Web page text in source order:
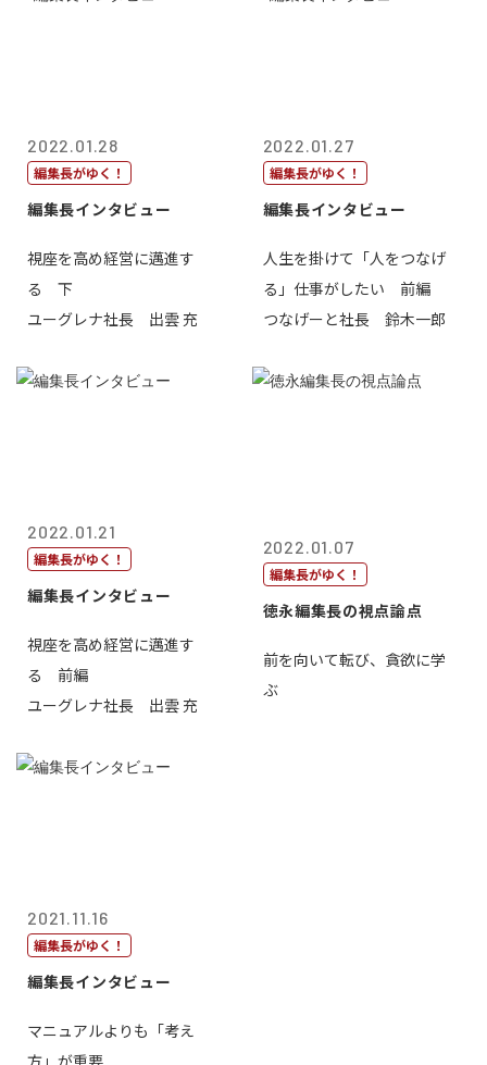
2022.01.28
編集長がゆく！
編集長インタビュー
視座を高め経営に邁進す
る 下
ユーグレナ社長 出雲 充
2022.01.27
編集長がゆく！
編集長インタビュー
人生を掛けて「人をつなげ
る」仕事がしたい 前編
つなげーと社長 鈴木一郎
2022.01.21
編集長がゆく！
編集長インタビュー
視座を高め経営に邁進す
る 前編
ユーグレナ社長 出雲 充
2022.01.07
編集長がゆく！
徳永編集長の視点論点
前を向いて転び、貪欲に学
ぶ
2021.11.16
編集長がゆく！
編集長インタビュー
マニュアルよりも「考え
方」が重要